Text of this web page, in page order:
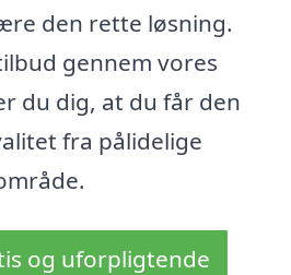
den rette løsning.
gennem vores
du dig, at du får den
fra pålidelige
og uforpligtende